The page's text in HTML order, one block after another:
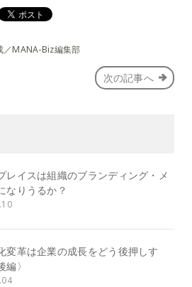
／MANA-Biz編集部
次の記事へ
レイスは組織のブランディング・メ
なりうるか？
変革は企業の成長をどう後押しす
編〉